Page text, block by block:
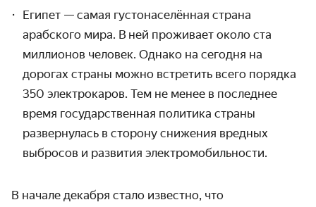
Египет — самая густонаселённая страна
арабского мира. В ней проживает около ста
миллионов человек. Однако на сегодня на
дорогах страны можно встретить всего порядка
350 электрокаров. Тем не менее в последнее
время государ­ственная политика страны
развернулась в сторону снижения вредных
выбросов и развития электро­мобиль­ности.
В начале декабря стало известно, что